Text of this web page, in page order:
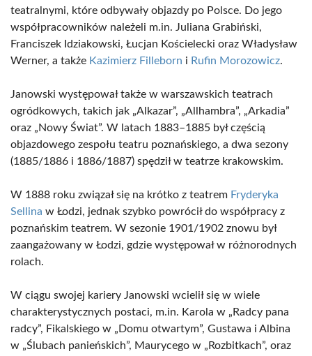
teatralnymi, które odbywały objazdy po Polsce. Do jego
współpracowników należeli m.in. Juliana Grabiński,
Franciszek Idziakowski, Łucjan Kościelecki oraz Władysław
Werner, a także Kazimierz Filleborn i Rufin Morozowicz.
Janowski występował także w warszawskich teatrach
ogródkowych, takich jak „Alkazar”, „Allhambra”, „Arkadia”
oraz „Nowy Świat”. W latach 1883–1885 był częścią
objazdowego zespołu teatru poznańskiego, a dwa sezony
(1885/1886 i 1886/1887) spędził w teatrze krakowskim.
W 1888 roku związał się na krótko z teatrem Fryderyka
Sellina w Łodzi, jednak szybko powrócił do współpracy z
poznańskim teatrem. W sezonie 1901/1902 znowu był
zaangażowany w Łodzi, gdzie występował w różnorodnych
rolach.
W ciągu swojej kariery Janowski wcielił się w wiele
charakterystycznych postaci, m.in. Karola w „Radcy pana
radcy”, Fikalskiego w „Domu otwartym”, Gustawa i Albina
w „Ślubach panieńskich”, Maurycego w „Rozbitkach”, oraz